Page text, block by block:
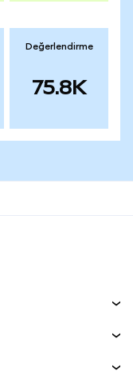
Değerlendirme
75.8K